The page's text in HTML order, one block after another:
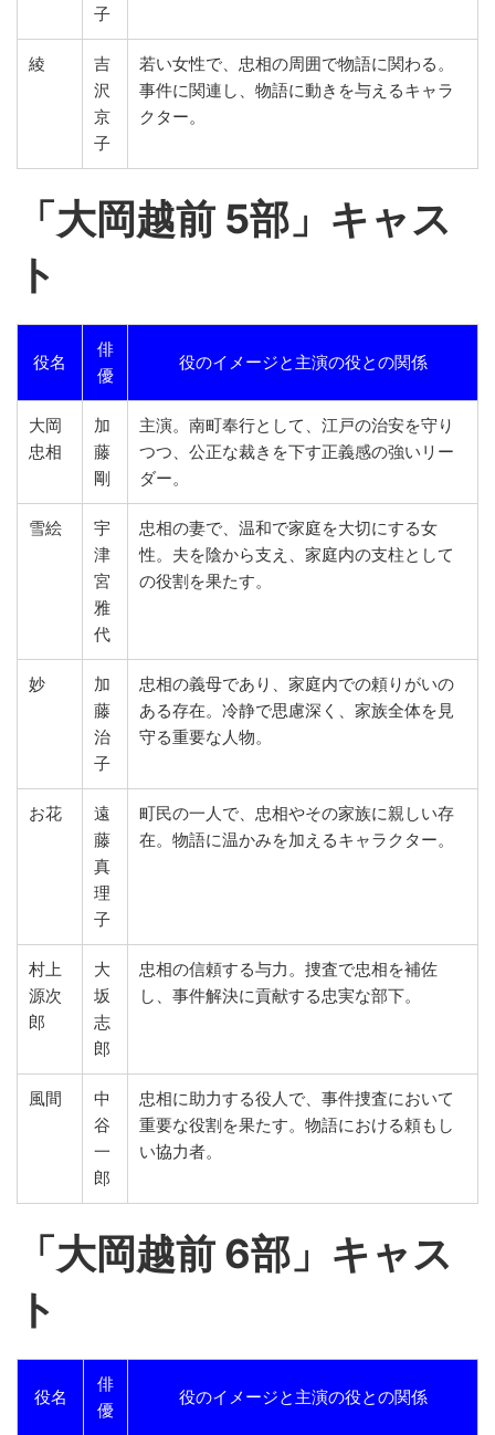
子
綾
吉
沢
京
子
若い女性で、忠相の周囲で物語に関わる。
事件に関連し、物語に動きを与えるキャラ
クター。
「大岡越前 5部」キャス
ト
役名
俳
優
役のイメージと主演の役との関係
大岡
忠相
加
藤
剛
主演。南町奉行として、江戸の治安を守り
つつ、公正な裁きを下す正義感の強いリー
ダー。
雪絵
宇
津
宮
雅
代
忠相の妻で、温和で家庭を大切にする女
性。夫を陰から支え、家庭内の支柱として
の役割を果たす。
妙
加
藤
治
子
忠相の義母であり、家庭内での頼りがいの
ある存在。冷静で思慮深く、家族全体を見
守る重要な人物。
お花
遠
藤
真
理
子
町民の一人で、忠相やその家族に親しい存
在。物語に温かみを加えるキャラクター。
村上
源次
郎
大
坂
志
郎
忠相の信頼する与力。捜査で忠相を補佐
し、事件解決に貢献する忠実な部下。
風間
中
谷
一
郎
忠相に助力する役人で、事件捜査において
重要な役割を果たす。物語における頼もし
い協力者。
「大岡越前 6部」キャス
ト
役名
俳
優
役のイメージと主演の役との関係